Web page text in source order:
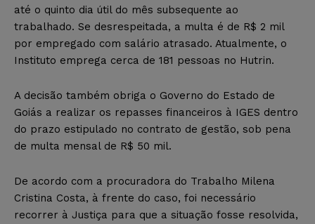
até o quinto dia útil do mês subsequente ao
trabalhado. Se desrespeitada, a multa é de R$ 2 mil
por empregado com salário atrasado. Atualmente, o
Instituto emprega cerca de 181 pessoas no Hutrin.
A decisão também obriga o Governo do Estado de
Goiás a realizar os repasses financeiros à IGES dentro
do prazo estipulado no contrato de gestão, sob pena
de multa mensal de R$ 50 mil.
De acordo com a procuradora do Trabalho Milena
Cristina Costa, à frente do caso, foi necessário
recorrer à Justiça para que a situação fosse resolvida,